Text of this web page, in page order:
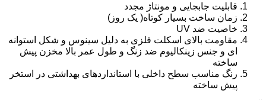
قابلیت جابجایی و مونتاژ مجدد
زمان ساخت بسیار کوتاه( یک روز)
خاصیت ضد UV
مقاومت بالای اسکلت فلزی به دلیل سینوس و شکل استوانه
ای و جنس زینکالیوم ضد زنگ و طول عمر بالا مخزن پیش
ساخته
رنگ مناسب سطح داخلی با استانداردهای بهداشتی در استخر
پیش ساخته